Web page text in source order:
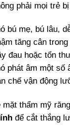
phải mọi trẻ
bú mẹ, bú lâu,
tăng cân
đau hoặc tổn
phát âm một
chế vận động
mặt thẩm mỹ
để cắt thắng